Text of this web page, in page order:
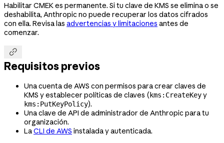
Habilitar CMEK es permanente. Si tu clave de KMS se elimina o se
deshabilita, Anthropic no puede recuperar los datos cifrados
con ella. Revisa las advertencias y limitaciones antes de
comenzar.

Requisitos previos
Una cuenta de AWS con permisos para crear claves de
KMS y establecer políticas de claves (kms:CreateKeyy
kms:PutKeyPolicy).
Una clave de API de administrador de Anthropic para tu
organización.
LaCLI de AWS instalada y autenticada.